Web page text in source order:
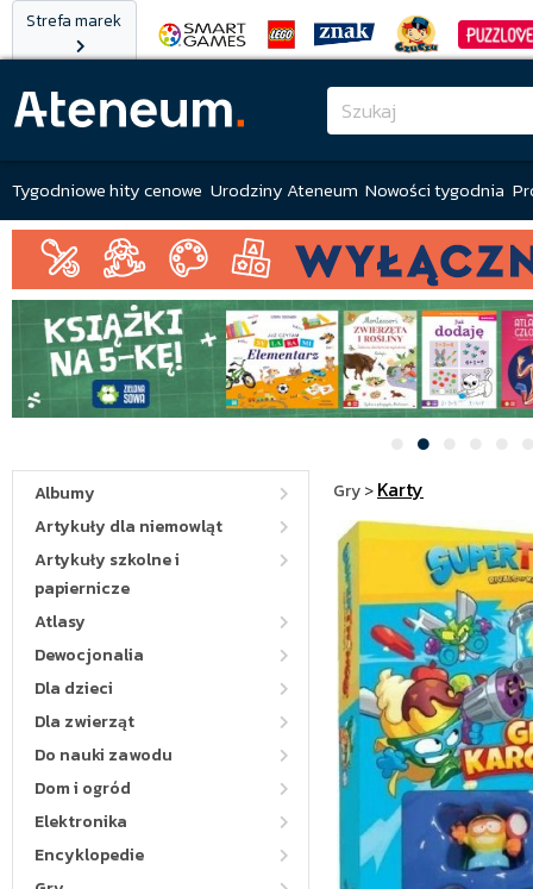
Strefa marek
Tygodniowe hity cenowe Urodziny Ateneum Nowości tygodnia
Albumy
Artykuły dla niemowląt
Artykuły szkolne i
papiernicze
Atlasy
Dewocjonalia
Dla dzieci
Dla zwierząt
Do nauki zawodu
Dom i ogród
Elektronika
Encyklopedie
Gry>Karty